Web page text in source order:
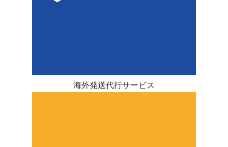
海外発送代行サービス